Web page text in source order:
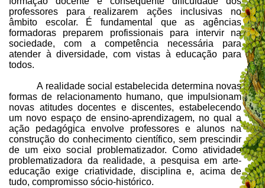
professores para realizarem ações inclusivas no
âmbito escolar. É fundamental que as agências
formadoras preparem profissionais para intervir na
sociedade, com a competência necessária para
atender à diversidade, com vistas à educação para
todos.
A realidade social estabelecida determina novas
formas de relacionamento humano, que impulsionam
novas atitudes docentes e discentes, estabelecendo
um novo espaço de ensino-aprendizagem, no qual a
ação pedagógica envolve professores e alunos na
construção do conhecimento científico, sem prescindir
de um eixo social problematizador. Como atividade
problematizadora da realidade, a pesquisa em arte-
educação exige criatividade, disciplina e, acima de
tudo, compromisso sócio-histórico.